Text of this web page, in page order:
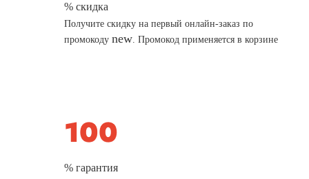
% скидка
Получите скидку на первый онлайн-заказ по
промокодуnew. Промокод применяется в корзине
% гарантия